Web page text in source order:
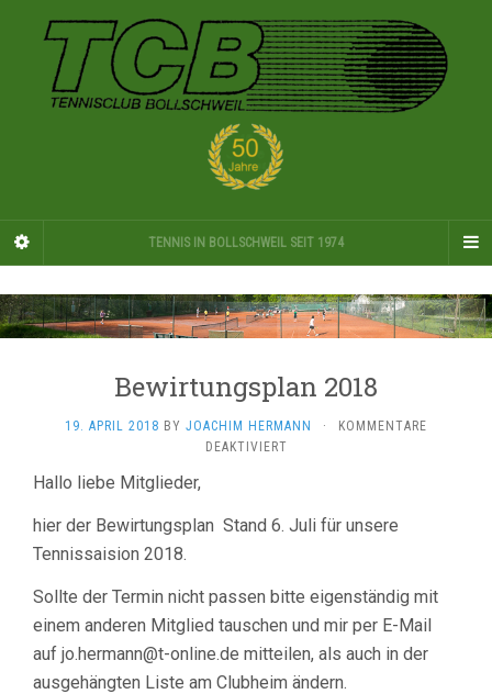
TENNIS IN BOLLSCHWEIL SEIT 1974
Bewirtungsplan 2018
19. APRIL 2018 BY JOACHIM HERMANN ·
KOMMENTARE
DEAKTIVIERT
Hallo liebe Mitglieder,
hier der Bewirtungsplan Stand 6. Juli für unsere
Tennissaision 2018.
Sollte der Termin nicht passen bitte eigenständig mit
einem anderen Mitglied tauschen und mir per E-Mail
auf jo.hermann@t-online.de mitteilen, als auch in der
ausgehängten Liste am Clubheim ändern.